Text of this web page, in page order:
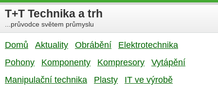
T+T Technika a trh
...průvodce světem průmyslu
Domů Aktuality Obrábění
Elektrotechnika
Pohony
Komponenty Kompresory
Vytápění
Manipulační technika
Plasty IT ve výrobě